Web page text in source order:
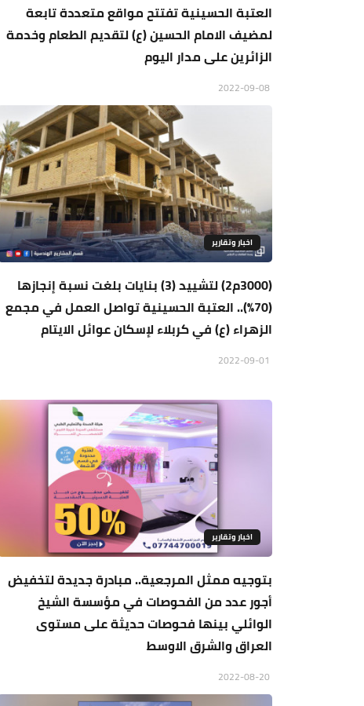
العتبة الحسينية تفتتح مواقع متعددة تابعة
لمضيف الامام الحسين (ع) لتقديم الطعام وخدمة
الزائرين على مدار اليوم
اخبار وتقارير
(3000م2) لتشييد (3) بنايات بلغت نسبة إنجازها
(70%).. العتبة الحسينية تواصل العمل في مجمع
الزهراء (ع) في كربلاء لإسكان عوائل الايتام
اخبار وتقارير
بتوجيه ممثل المرجعية.. مبادرة جديدة لتخفيض
أجور عدد من الفحوصات في مؤسسة الشيخ
الوائلي بينها فحوصات حديثة على مستوى
العراق والشرق الاوسط